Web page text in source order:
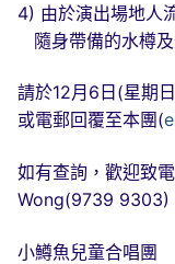
4) 由於演出場地人
隨身帶備的水樽
請於12月6日(星期
或電郵回覆至本團(
如有查詢，歡迎致
Wong(9739 9303)
小鱒魚兒童合唱團